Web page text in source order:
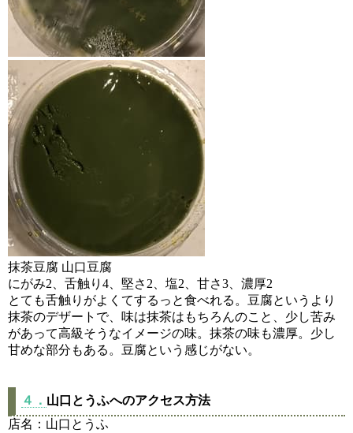
抹茶豆腐 山口豆腐
にがみ2、舌触り4、堅さ2、塩2、甘さ3、濃厚2
とても舌触りがよくてするっと食べれる。豆腐というより
抹茶のデザートで、味は抹茶はもちろんのこと、少し苦み
があって高級そうなイメージの味。抹茶の味も濃厚。少し
甘めな部分もある。豆腐という感じがない。
４． 山口とうふへのアクセス方法
店名：山口とうふ